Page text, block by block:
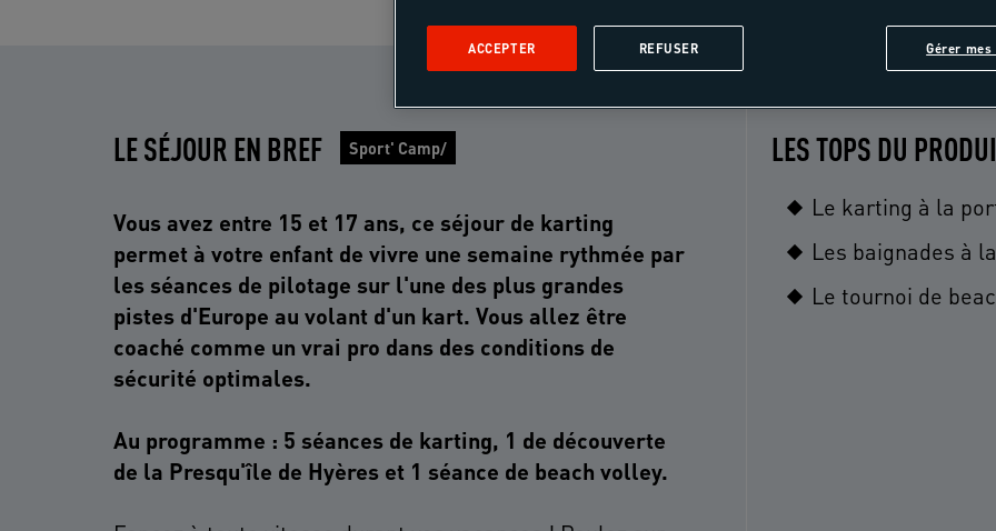
LE SÉJOUR EN BREF Sport' Camp/
Vous avez entre 15 et 17 ans, ce séjour de karting
permet à votre enfant de vivre une semaine rythmée par
les séances de pilotage sur l'une des plus grandes
pistes d'Europe au volant d'un kart. Vous allez être
coaché comme un vrai pro dans des conditions de
sécurité optimales.
Au programme : 5 séances de karting, 1 de découverte
de la Presqu'île de Hyères et 1 séance de beach volley.
LES TOPS DU
Le karting à la
Les baignades à
Le tournoi de
Gérer mes
REFUSER
ACCEPTER